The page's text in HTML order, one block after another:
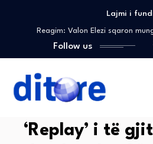
Lajmi i
Gashi në kështjellën
Reagim: Valon Elezi sqaron
Sali në Kuvend: Do të
Sali: Ne nuk shohim
Gashi në kështjellën
Sali në Kuvend: Do të
Sali: Ne nuk shohim
Follow us
‘Replay’ i të